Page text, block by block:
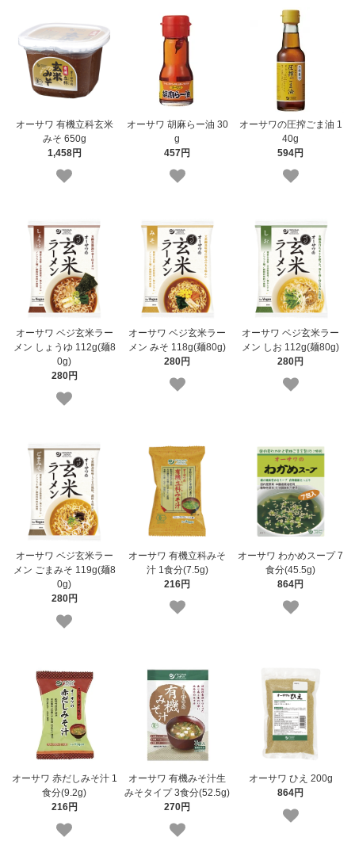
オーサワ 有機立科玄米
みそ 650g
1,458円
オーサワ 胡麻らー油 30
g
457円
オーサワの圧搾ごま油 1
40g
594円
オーサワ ベジ玄米ラー
メン しょうゆ 112g(麺8
0g)
280円
オーサワ ベジ玄米ラー
メン みそ 118g(麺80g)
280円
オーサワ ベジ玄米ラー
メン しお 112g(麺80g)
280円
オーサワ ベジ玄米ラー
メン ごまみそ 119g(麺8
0g)
280円
オーサワ 有機立科みそ
汁 1食分(7.5g)
216円
オーサワ わかめスープ 7
食分(45.5g)
864円
オーサワ 赤だしみそ汁 1
食分(9.2g)
216円
オーサワ 有機みそ汁生
みそタイプ 3食分(52.5g)
270円
オーサワ ひえ 200g
864円